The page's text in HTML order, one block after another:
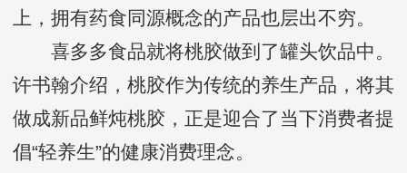
上，拥有药食同源概念的产品也层出不穷。
喜多多食品就将桃胶做到了罐头饮品中。
许书翰介绍，桃胶作为传统的养生产品，将其
做成新品鲜炖桃胶，正是迎合了当下消费者提
倡“轻养生”的健康消费理念。